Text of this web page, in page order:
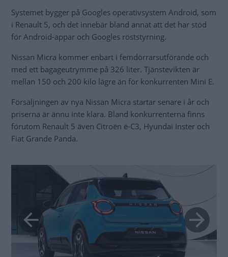
Systemet bygger på Googles operativsystem Android, som
i Renault 5, och det innebär bland annat att det har stöd
för Android-appar och Googles röststyrning.
Nissan Micra kommer enbart i femdörrarsutförande och
med ett bagageutrymme på 326 liter. Tjänstevikten är
mellan 150 och 200 kilo lägre än för konkurrenten Mini E.
Försäljningen av nya Nissan Micra startar senare i år och
priserna är ännu inte klara. Bland konkurrenterna finns
förutom Renault 5 även Citroën ë-C3, Hyundai Inster och
Fiat Grande Panda.